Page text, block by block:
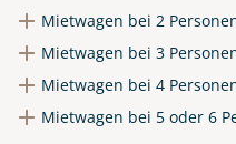
Mietwagen bei 2
Mietwagen bei 3
Mietwagen bei 4
Mietwagen bei 5 oder 6